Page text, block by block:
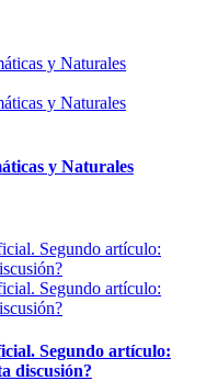
y Naturales
Segundo artículo:
discusión?